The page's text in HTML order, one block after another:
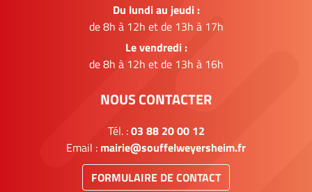
Du lundi au jeudi :
de 8h à 12h et de 13h à 17h
Le vendredi :
de 8h à 12h et de 13h à 16h
NOUS CONTACTER
Tél. :03 88 20 00 12
Email : mairie@souffelweyersheim.fr
FORMULAIRE DE CONTACT